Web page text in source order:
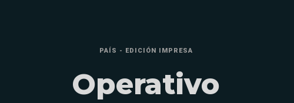
PAÍS - EDICIÓN IMPRESA
Operativo